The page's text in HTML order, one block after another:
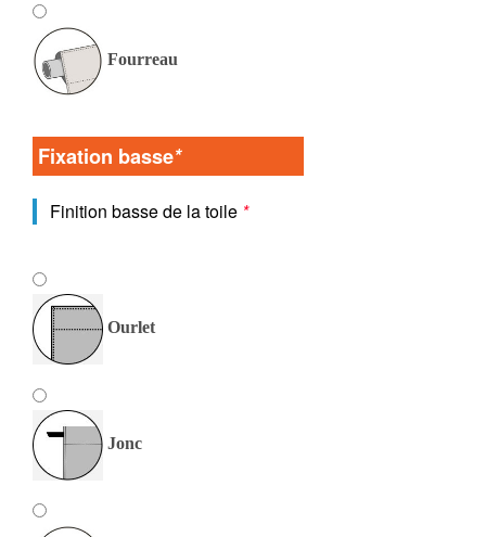
Fourreau
Fixation basse*
Finition basse de la toile *
Ourlet
Jonc